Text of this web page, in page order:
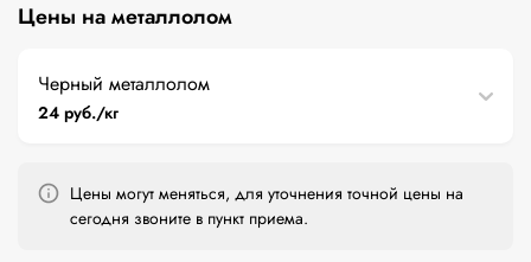
Цены на металлолом
Черный металлолом
24 руб./кг
Цены могут меняться, для уточнения точной цены на
сегодня звоните в пункт приема.